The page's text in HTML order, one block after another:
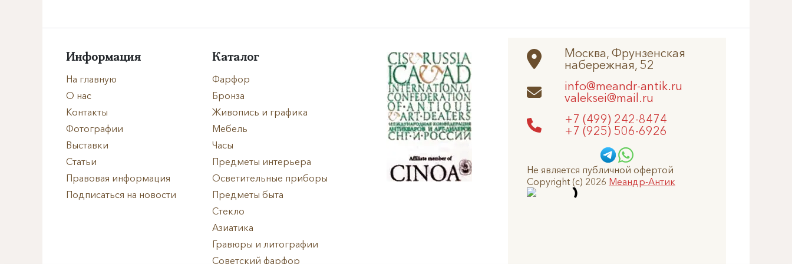
Страна
Цена
Производитель
Информация
На главную
О нас
Контакты
Фотографии
Выставки
Статьи
Правовая информация
Подписаться на новости
Каталог
Фарфор
Бронза
Живопись и графика
Мебель
Часы
Предметы интерьера
Осветительные приборы
Предметы быта
Стекло
Азиатика
Гравюры и литографии
Советский фарфор
Москва, Фрунзенская
набережная, 52
info@meandr-antik.ru
valeksei@mail.ru
+7 (499) 242-8474
+7 (925) 506-6926
Не является публичной офертой
Copyright (c) 2026 Меандр-Антик